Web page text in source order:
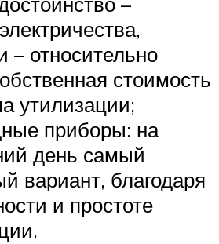
– относительно
стоимость
утилизации;
приборы: на
день самый
вариант, благодаря
и простоте